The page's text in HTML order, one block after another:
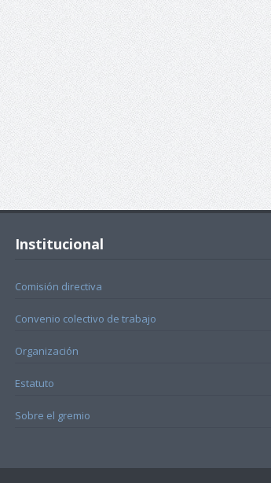
Institucional
Comisión directiva
Convenio colectivo de trabajo
Organización
Estatuto
Sobre el gremio